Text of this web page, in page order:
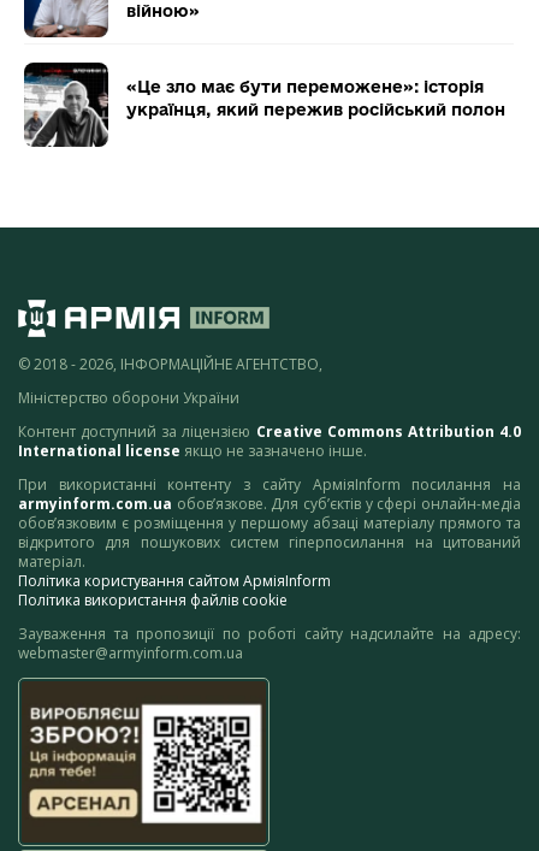
війною»
«Це зло має бути переможене»: історія
українця, який пережив російський полон
© 2018 - 2026, ІНФОРМАЦІЙНЕ АГЕНТСТВО,
Міністерство оборони України
Контент доступний за ліцензією Creative Commons Attribution 4.0
International license якщо не зазначено інше.
При використанні контенту з сайту АрміяInform посилання на
armyinform.com.ua обов’язкове. Для суб’єктів у сфері онлайн-медіа
обов’язковим є розміщення у першому абзаці матеріалу прямого та
відкритого для пошукових систем гіперпосилання на цитований
матеріал.
Політика користування сайтом АрміяInform
Політика використання файлів cookie
Зауваження та пропозиції по роботі сайту надсилайте на адресу:
webmaster@armyinform.com.ua